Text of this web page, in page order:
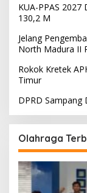
KUA-PPAS
130,2 M
Jelang
North Madura II
Rokok Kretek
Timur
DPRD Sampang
Olahraga